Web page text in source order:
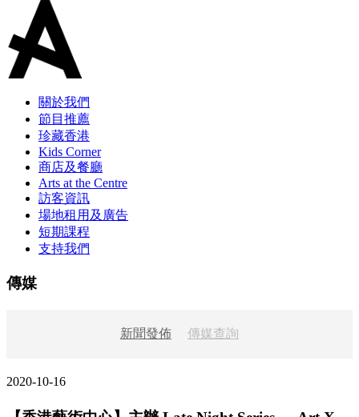
關於我們
節目推薦
珍藏香港
Kids Corner
商店及餐廳
Arts at the Centre
訪客資訊
場地租用及廣告
短期課程
支持我們
傳媒
新聞發佈 傳媒查詢
2020-10-16